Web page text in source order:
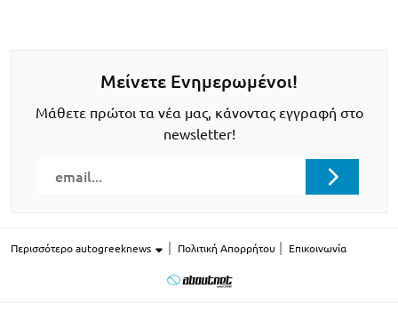
Μείνετε Ενημερωμένοι!
Μάθετε πρώτοι τα νέα μας, κάνοντας εγγραφή στο
newsletter!
Περισσότερο autogreeknews Πολιτική Απορρήτου Επικοινωνία